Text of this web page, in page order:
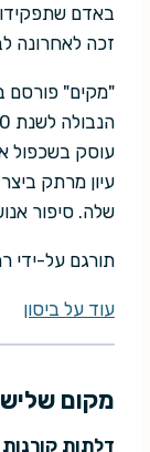
באדם שתפקידו
זכה לאחרונה
"מקים" פורסם
עוסק בשכפול
עיון מרתק
שלה. סיפור
תורגם על-ידי
עוד על ביסון
מקום
דלתות קורנות